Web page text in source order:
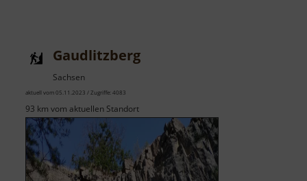
Gaudlitzberg
Sachsen
aktuell vom 05.11.2023 / Zugriffe: 4083
93 km vom aktuellen Standort